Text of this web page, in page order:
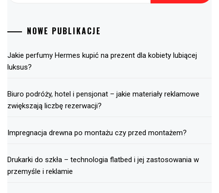
NOWE PUBLIKACJE
Jakie perfumy Hermes kupić na prezent dla kobiety lubiącej
luksus?
Biuro podróży, hotel i pensjonat – jakie materiały reklamowe
zwiększają liczbę rezerwacji?
Impregnacja drewna po montażu czy przed montażem?
Drukarki do szkła – technologia flatbed i jej zastosowania w
przemyśle i reklamie